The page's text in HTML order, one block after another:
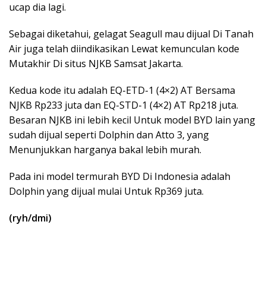
ucap dia lagi.
Sebagai diketahui, gelagat Seagull mau dijual Di Tanah
Air juga telah diindikasikan Lewat kemunculan kode
Mutakhir Di situs NJKB Samsat Jakarta.
Kedua kode itu adalah EQ-ETD-1 (4×2) AT Bersama
NJKB Rp233 juta dan EQ-STD-1 (4×2) AT Rp218 juta.
Besaran NJKB ini lebih kecil Untuk model BYD lain yang
sudah dijual seperti Dolphin dan Atto 3, yang
Menunjukkan harganya bakal lebih murah.
Pada ini model termurah BYD Di Indonesia adalah
Dolphin yang dijual mulai Untuk Rp369 juta.
(ryh/dmi)